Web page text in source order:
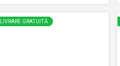
LIVRARE GRATUITĂ